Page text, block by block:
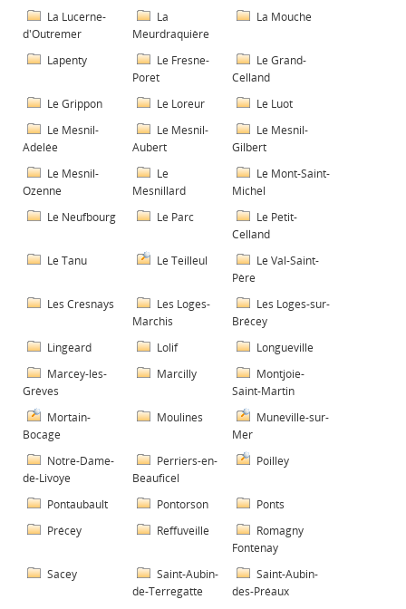
La Lucerne-
d'Outremer
La
Meurdraquière
La Mouche
Lapenty
Le Fresne-
Poret
Le Grand-
Celland
Le Grippon
Le Loreur
Le Luot
Le Mesnil-
Adelée
Le Mesnil-
Aubert
Le Mesnil-
Gilbert
Le Mesnil-
Ozenne
Le
Mesnillard
Le Mont-Saint-
Michel
Le Neufbourg
Le Parc
Le Petit-
Celland
Le Tanu
Le Teilleul
Le Val-Saint-
Père
Les Cresnays
Les Loges-
Marchis
Les Loges-sur-
Brécey
Lingeard
Lolif
Longueville
Marcey-les-
Grèves
Marcilly
Montjoie-
Saint-Martin
Mortain-
Bocage
Moulines
Muneville-sur-
Mer
Notre-Dame-
de-Livoye
Perriers-en-
Beauficel
Poilley
Pontaubault Pontorson
Ponts
Précey
Reffuveille
Romagny
Fontenay
Sacey
Saint-Aubin-
de-Terregatte
Saint-Aubin-
des-Préaux